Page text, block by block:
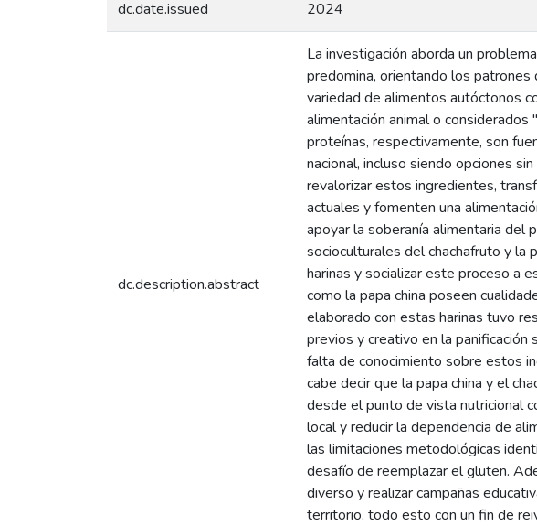
dc.date.issued 2024
dc.description.abstract
La investigación aborda un
predomina, orientando los
variedad de alimentos autóctonos
alimentación animal o
proteínas, respectivamente, son
nacional, incluso siendo opciones
revalorizar estos ingredientes,
actuales y fomenten una
apoyar la soberanía alimentaria del
socioculturales del chachafruto y la
harinas y socializar este proceso a
como la papa china poseen
elaborado con estas harinas tuvo
previos y creativo en la
falta de conocimiento sobre estos
cabe decir que la papa china y el
desde el punto de vista nutricional
local y reducir la dependencia de
las limitaciones metodológicas
desafío de reemplazar el gluten.
diverso y realizar campañas
territorio, todo esto con un fin de